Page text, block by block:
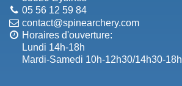
05 56 12 59 84
contact@spinearchery.com
Horaires d'ouverture:
Lundi 14h-18h
Mardi-Samedi 10h-12h30/14h30-18h